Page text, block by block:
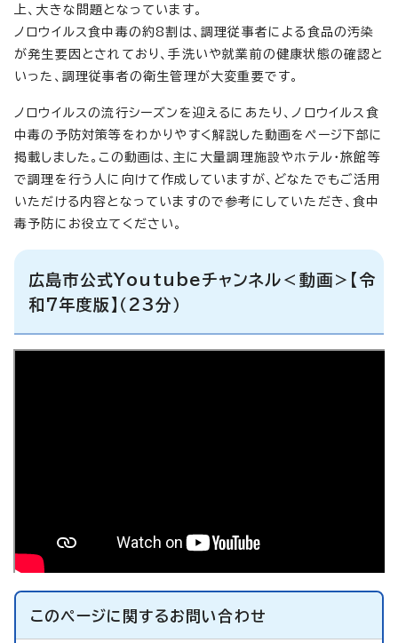
上、大きな問題となっています。
ノロウイルス食中毒の約8割は、調理従事者による食品の汚染
が発生要因とされており、手洗いや就業前の健康状態の確認と
いった、調理従事者の衛生管理が大変重要です。
ノロウイルスの流行シーズンを迎えるにあたり、ノロウイルス食
中毒の予防対策等をわかりやすく解説した動画をページ下部に
掲載しました。この動画は、主に大量調理施設やホテル・旅館等
で調理を行う人に向けて作成していますが、どなたでもご活用
いただける内容となっていますので参考にしていただき、食中
毒予防にお役立てください。
広島市公式Youtubeチャンネル＜動画＞【令
和7年度版】（23分）
このページに関するお問い合わせ